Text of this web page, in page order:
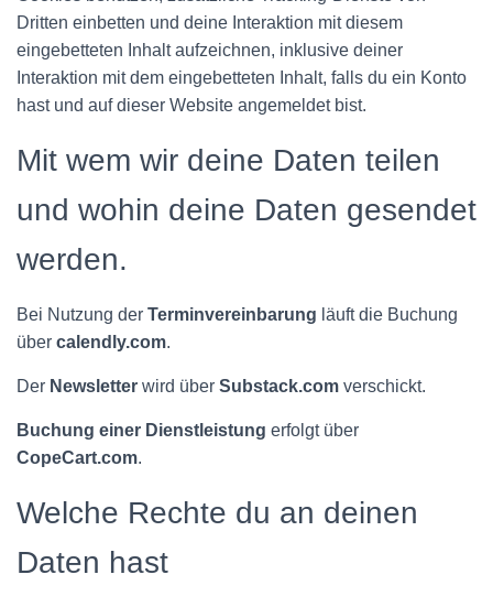
Dritten einbetten und deine Interaktion mit diesem
eingebetteten Inhalt aufzeichnen, inklusive deiner
Interaktion mit dem eingebetteten Inhalt, falls du ein Konto
hast und auf dieser Website angemeldet bist.
Mit wem wir deine Daten teilen
und wohin deine Daten gesendet
werden.
Bei Nutzung der Terminvereinbarung läuft die Buchung
über calendly.com.
Der Newsletter wird über Substack.com verschickt.
Buchung einer Dienstleistung erfolgt über
CopeCart.com.
Welche Rechte du an deinen
Daten hast